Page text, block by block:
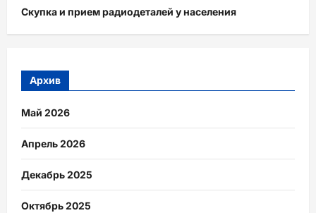
Скупка и прием радиодеталей у населения
Архив
Май 2026
Апрель 2026
Декабрь 2025
Октябрь 2025